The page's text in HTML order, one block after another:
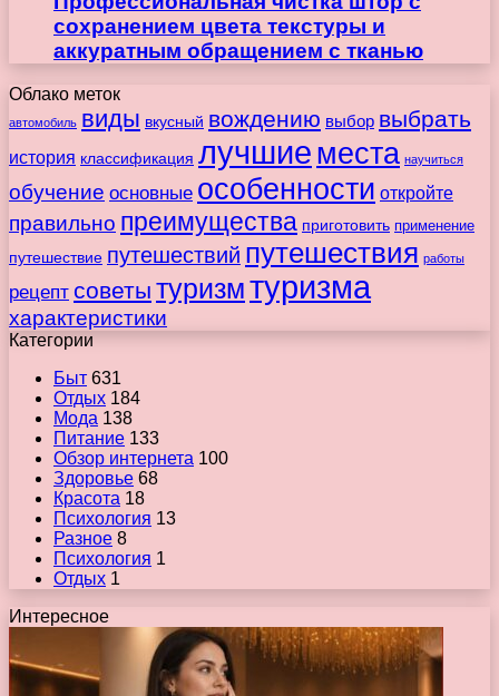
сохранением цвета текстуры и
аккуратным обращением с тканью
Облако меток
автомобиль виды вкусный вождению выбор выбрать
история классификация лучшиеместа научиться
обучение основные особенности откройте
правильно преимущества приготовить применение
путешествие путешествий путешествия работы
рецепт советы туризмтуризма
характеристики
Категории
Быт 631
Отдых 184
Мода 138
Питание 133
Обзор интернета 100
Здоровье 68
Красота 18
Психология 13
Разное 8
Психология 1
Отдых 1
Интересное